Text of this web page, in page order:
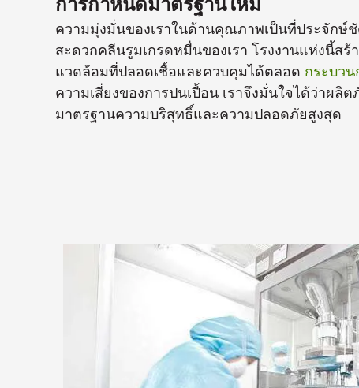
ความมุ่งมั่นของเราในด้านคุณภาพเป็นที่ประจักษ์
สะดวกคลีนรูมเกรดหมื่นของเรา โรงงานแห่งนี้สร้
แวดล้อมที่ปลอดเชื้อและควบคุมได้ตลอด กระบว
ความเสี่ยงของการปนเปื้อน เราจึงมั่นใจได้ว่าผลิ
มาตรฐานความบริสุทธิ์และความปลอดภัยสูงสุด